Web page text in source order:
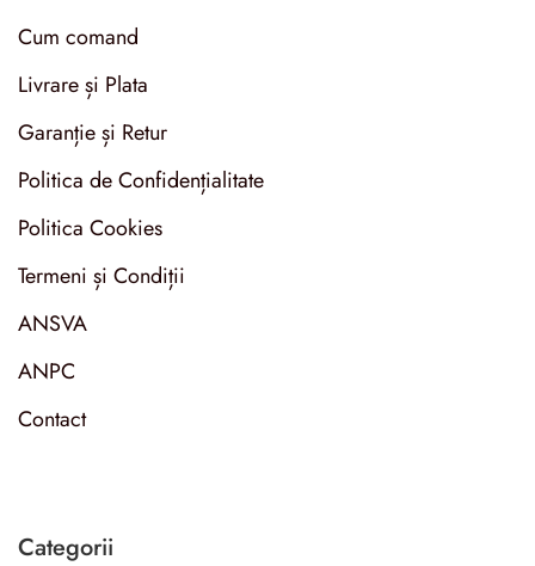
Cum comand
Livrare și Plata
Garanție și Retur
Politica de Confidențialitate
Politica Cookies
Termeni și Condiții
ANSVA
ANPC
Contact
Categorii